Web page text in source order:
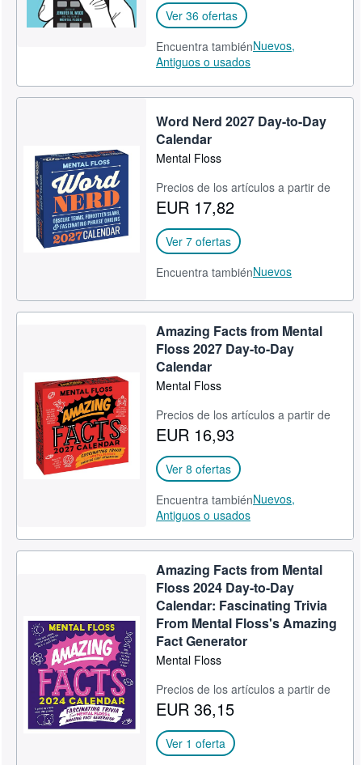
Ver 36 ofertas
Encuentra tambiénNuevos,
Antiguos o usados
Word Nerd 2027 Day-to-Day
Calendar
Mental Floss
Precios de los artículos a partir de
EUR 17,82
Ver 7 ofertas
Encuentra tambiénNuevos
Amazing Facts from Mental
Floss 2027 Day-to-Day
Calendar
Mental Floss
Precios de los artículos a partir de
EUR 16,93
Ver 8 ofertas
Encuentra tambiénNuevos,
Antiguos o usados
Amazing Facts from Mental
Floss 2024 Day-to-Day
Calendar: Fascinating Trivia
From Mental Floss's Amazing
Fact Generator
Mental Floss
Precios de los artículos a partir de
EUR 36,15
Ver 1 oferta